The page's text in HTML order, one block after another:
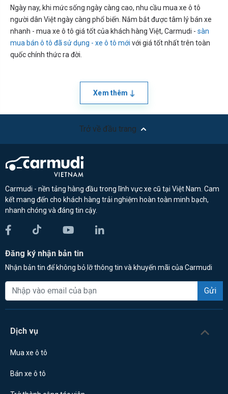
Ngày nay, khi mức sống ngày càng cao, nhu cầu mua xe ô tô
người dân Việt ngày càng phổ biến. Nắm bắt được tâm lý bán xe
nhanh - mua xe ô tô giá tốt của khách hàng Việt, Carmudi - sàn
mua bán ô tô đã sử dụng - xe ô tô mới với giá tốt nhất trên toàn
quốc chính thức ra đời.
Xem thêm
Trở về đầu trang
Carmudi - nền tảng hàng đầu trong lĩnh vực xe cũ tại Việt Nam. Cam
kết mang đến cho khách hàng trải nghiệm hoàn toàn minh bạch,
nhanh chóng và đáng tin cậy.
Đăng ký nhận bản tin
Nhận bản tin để không bỏ lỡ thông tin và khuyến mãi của Carmudi
Gửi
Dịch vụ
Mua xe ô tô
Bán xe ô tô